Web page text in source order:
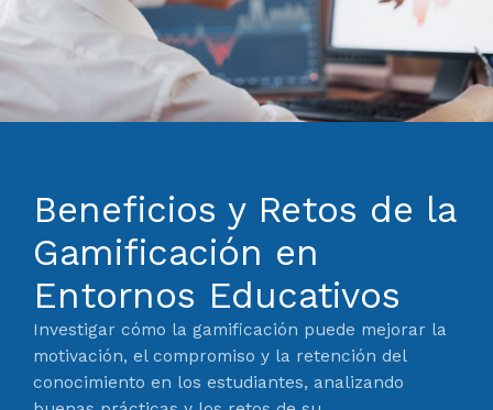
Beneficios y Retos de la
Gamificación en
Entornos Educativos
Investigar cómo la gamificación puede mejorar la
motivación, el compromiso y la retención del
conocimiento en los estudiantes, analizando